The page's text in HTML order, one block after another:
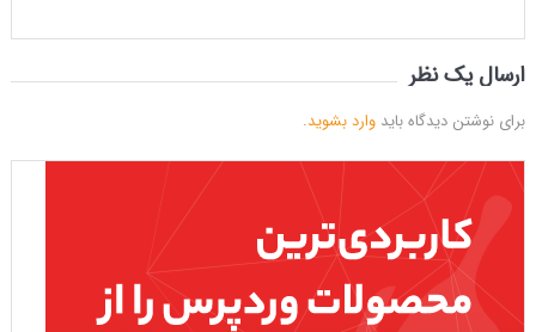
ارسال یک نظر
برای نوشتن دیدگاه باید وارد بشوید.